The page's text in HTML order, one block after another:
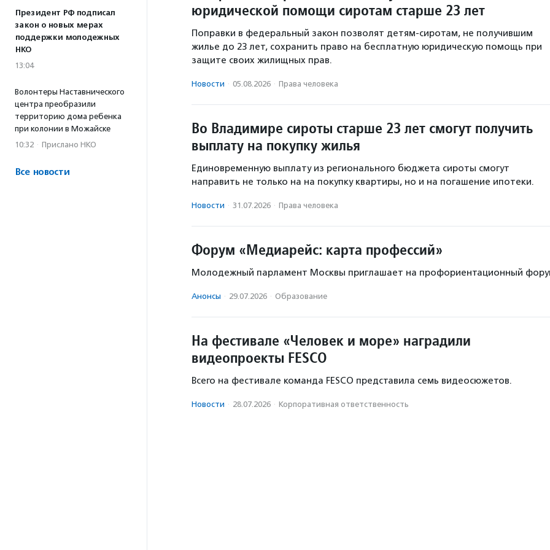
Президент РФ подписал
закон о новых мерах
поддержки молодежных
НКО
13:04
Волонтеры Наставнического
центра преобразили
территорию дома ребенка
при колонии в Можайске
10:32 · Прислано НКО
Все новости
юридической помощи сиротам старше 23 лет
Поправки в федеральный закон позволят детям-сиротам, не получившим
жилье до 23 лет, сохранить право на бесплатную юридическую помощь при
защите своих жилищных прав.
Новости · 05.08.2026 · Права человека
Во Владимире сироты старше 23 лет смогут получить
выплату на покупку жилья
Единовременную выплату из регионального бюджета сироты смогут
направить не только на на покупку квартиры, но и на погашение ипотеки.
Новости · 31.07.2026 · Права человека
Форум «Медиарейс: карта профессий»
Молодежный парламент Москвы приглашает на профориентационный
Анонсы · 29.07.2026 · Образование
На фестивале «Человек и море» наградили
видеопроекты FESCO
Всего на фестивале команда FESCO представила семь видеосюжетов.
Новости · 28.07.2026 · Корпоративная ответственность